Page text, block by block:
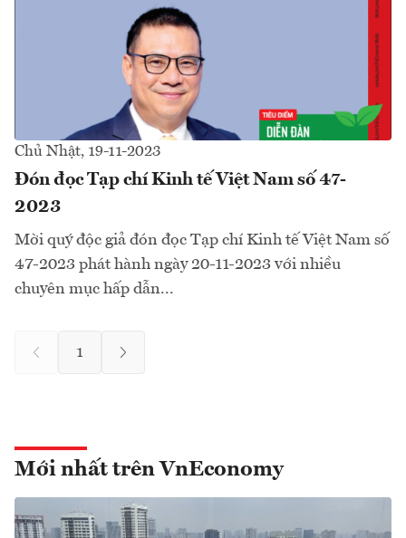
Chủ Nhật, 19-11-2023
Đón đọc Tạp chí Kinh tế Việt Nam số 47-
2023
Mời quý độc giả đón đọc Tạp chí Kinh tế Việt Nam số
47-2023 phát hành ngày 20-11-2023 với nhiều
chuyên mục hấp dẫn...
1
Mới nhất trên VnEconomy